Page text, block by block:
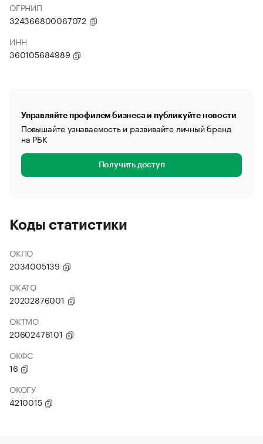
ОГРНИП
324366800067072
ИНН
360105684989
Управляйте профилем бизнеса и публикуйте новости
Повышайте узнаваемость и развивайте личный бренд
на РБК
Получить доступ
Коды статистики
ОКПО
2034005139
ОКАТО
20202876001
ОКТМО
20602476101
ОКФС
16
ОКОГУ
4210015